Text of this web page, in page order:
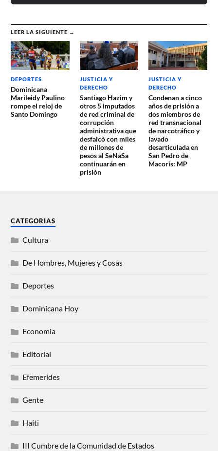
LEER LA SIGUIENTE →
DEPORTES
Dominicana
Marileidy Paulino
rompe el reloj de
Santo Domingo
JUSTICIA Y
DERECHO
Santiago Hazim y
otros 5 imputados
de red criminal de
corrupción
administrativa que
desfalcó con miles
de millones de
pesos al SeNaSa
continuarán en
prisión
JUSTICIA Y
DERECHO
Condenan a cinco
años de prisión a
dos miembros de
red transnacional
de narcotráfico y
lavado
desarticulada en
San Pedro de
Macorís: MP
CATEGORIAS
Cultura
De Hombres, Mujeres y Cosas
Deportes
Dominicana Hoy
Economia
Editorial
Efemerides
Gente
Haiti
III Cumbre de la Comunidad de Estados